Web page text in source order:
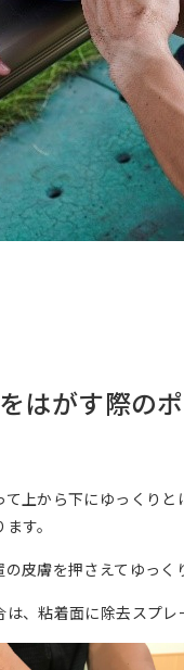
はがす際の
上から下にゆっくりと
す。
皮膚を押さえてゆっく
、粘着面に除去スプレ